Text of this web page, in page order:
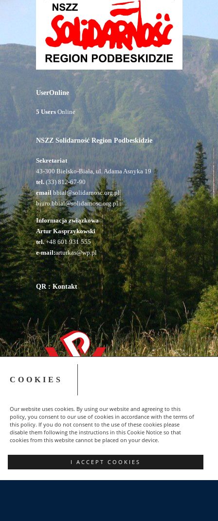
COOKIES
Our website uses cookies. By using our website and agreeing to this
policy, you consent to our use of cookies in accordance with the terms of
this policy. If you do not consent to the use of these cookies please
disable them following the instructions in this Cookie Notice so that
cookies from this website cannot be placed on your device.
I ACCEPT COOKIES
UserOnline
5 UsersOnline
NSZZ Solidarność Region Podbeskidzie
Sekretariat
43-300 Bielsko-Biała, ul. Adama Asnyka 19
tel.(33) 812-67-90
emailbbial@solidarnosc.org.pl
biuro.bbial@solidarnosc.org.pl
Informacja związkowa
Artur Kasprzykowski
tel.+48 601 931 555
e-mail:arturkas@wp.pl
QR : Kontakt
Copyright © 2015-2023 NSZZ Solidarność - Region
Podbeskidzie